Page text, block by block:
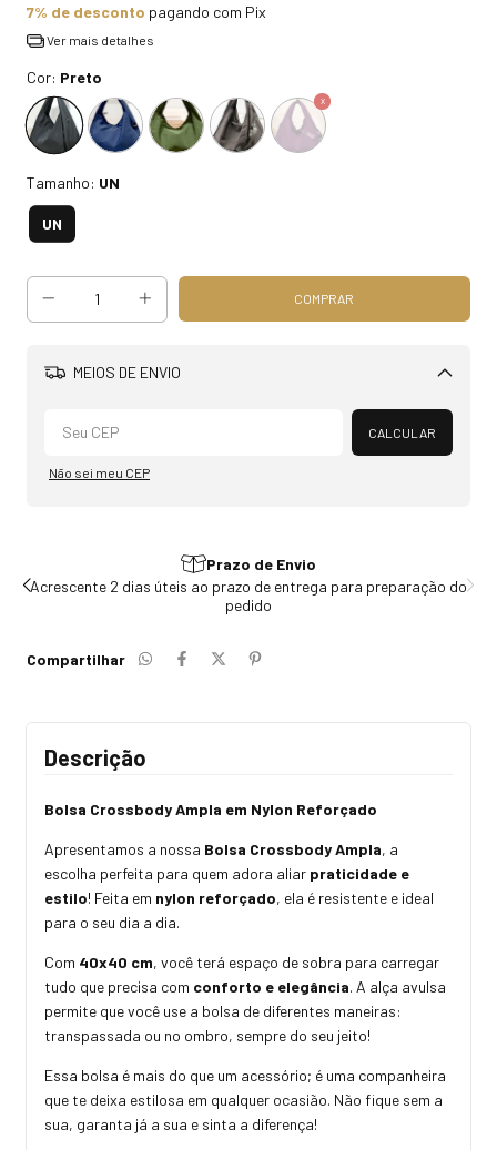
7% de desconto pagando com Pix
Ver mais detalhes
Cor: Preto
Tamanho: UN
UN
MEIOS DE ENVIO
Alterar CEP
CALCULAR
Não sei meu CEP
Prazo de Envio
Acrescente 2 dias úteis ao prazo de entrega para preparação do
pedido
Compartilhar
Descrição
Bolsa Crossbody Ampla em Nylon Reforçado
Apresentamos a nossa Bolsa Crossbody Ampla, a
escolha perfeita para quem adora aliar praticidade e
estilo! Feita em nylon reforçado, ela é resistente e ideal
para o seu dia a dia.
Com 40x40 cm, você terá espaço de sobra para carregar
tudo que precisa com conforto e elegância. A alça avulsa
permite que você use a bolsa de diferentes maneiras:
transpassada ou no ombro, sempre do seu jeito!
Essa bolsa é mais do que um acessório; é uma companheira
que te deixa estilosa em qualquer ocasião. Não fique sem a
sua, garanta já a sua e sinta a diferença!